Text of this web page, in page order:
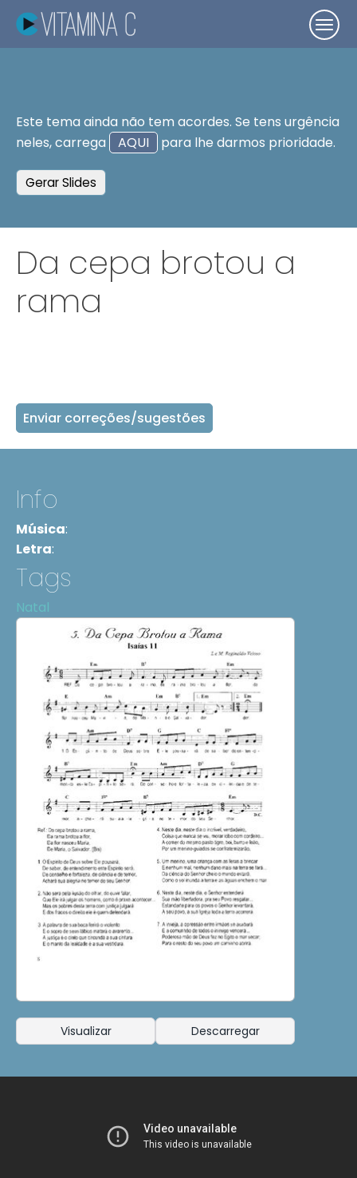
Este tema ainda não tem acordes. Se tens urgência
neles, carrega
AQUI para lhe darmos prioridade.
Gerar Slides
Da cepa brotou a
rama
Enviar correções/sugestões
Info
Música:
Letra:
Tags
Natal
Visualizar Descarregar